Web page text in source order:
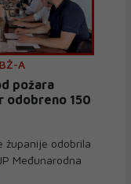
A
požara
odobreno 150
županije odobrila
Međunarodna